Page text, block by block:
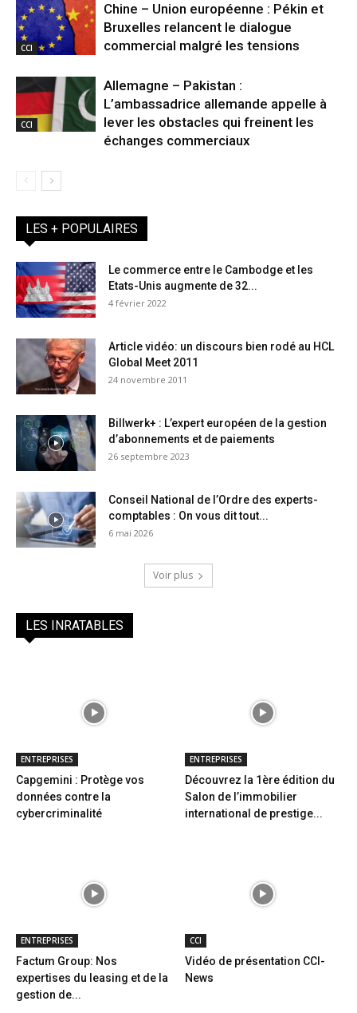
CCI
Chine – Union européenne : Pékin et
Bruxelles relancent le dialogue
commercial malgré les tensions
CCI
Allemagne – Pakistan :
L’ambassadrice allemande appelle à
lever les obstacles qui freinent les
échanges commerciaux
LES + POPULAIRES
Le commerce entre le Cambodge et les
Etats-Unis augmente de 32...
4 février 2022
Article vidéo: un discours bien rodé au HCL
Global Meet 2011
24 novembre 2011
Billwerk+ : L’expert européen de la gestion
d’abonnements et de paiements
26 septembre 2023
Conseil National de l’Ordre des experts-
comptables : On vous dit tout...
6 mai 2026
Voir plus
LES INRATABLES
ENTREPRISES
Capgemini : Protège vos
données contre la
cybercriminalité
ENTREPRISES
Découvrez la 1ère édition du
Salon de l’immobilier
international de prestige...
ENTREPRISES
Factum Group: Nos
expertises du leasing et de la
gestion de...
CCI
Vidéo de présentation CCI-
News